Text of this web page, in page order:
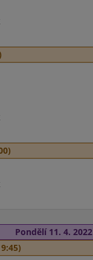
Pondělí 11. 4. 2022